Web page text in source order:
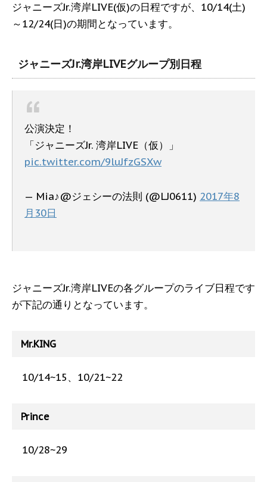
ジャニーズJr.湾岸LIVE(仮)の日程ですが、10/14(土)
～12/24(日)の期間となっています。
ジャニーズJr.湾岸LIVEグループ別日程
公演決定！
「ジャニーズJr. 湾岸LIVE（仮）」
pic.twitter.com/9luJfzGSXw
— Mia♪@ジェシーの法則 (@LJ0611) 2017年8
月30日
ジャニーズJr.湾岸LIVEの各グループのライブ日程です
が下記の通りとなっています。
Mr.KING
10/14~15、10/21~22
Prince
10/28~29